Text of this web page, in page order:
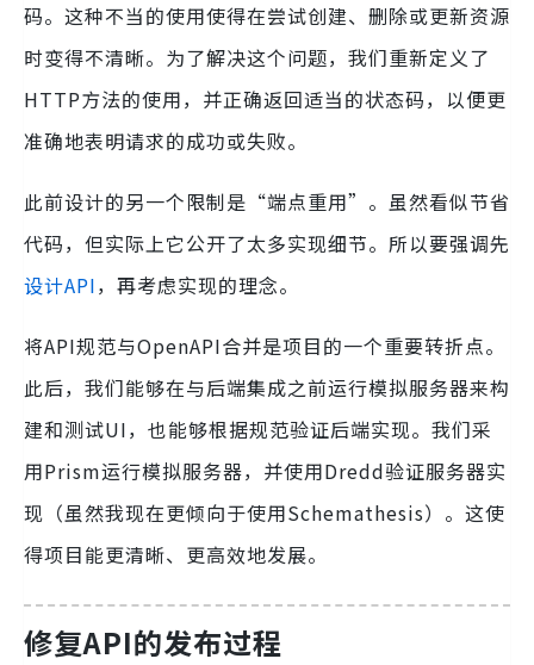
码。这种不当的使用使得在尝试创建、删除或更新资源
时变得不清晰。为了解决这个问题，我们重新定义了
HTTP方法的使用，并正确返回适当的状态码，以便更
准确地表明请求的成功或失败。
此前设计的另一个限制是“端点重用”。虽然看似节省
代码，但实际上它公开了太多实现细节。所以要强调先
设计API，再考虑实现的理念。
将API规范与OpenAPI合并是项目的一个重要转折点。
此后，我们能够在与后端集成之前运行模拟服务器来构
建和测试UI，也能够根据规范验证后端实现。我们采
用Prism运行模拟服务器，并使用Dredd验证服务器实
现（虽然我现在更倾向于使用Schemathesis）。这使
得项目能更清晰、更高效地发展。
修复API的发布过程